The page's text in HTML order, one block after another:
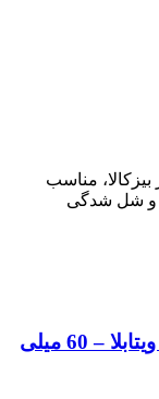
مناسب
و شل‌ شدگی
کرم موم زنبور و جوانه گندم اورجینال ویتابلا – 60 میلی